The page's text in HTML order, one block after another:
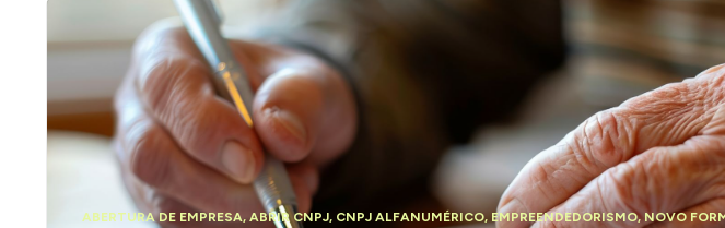
ABERTURA DE EMPRESA,ABRIR CNPJ, CNPJ ALFANUMÉRICO, EMPREENDEDORISMO,NOVO